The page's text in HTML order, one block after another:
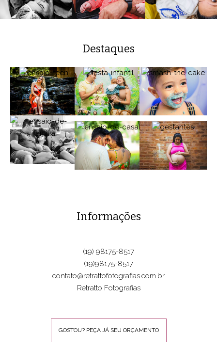
Destaques
Informações
(19) 98175-8517
(19)98175-8517
contato@retrattofotografias.com.br
Retratto Fotografias
GOSTOU? PEÇA JÁ SEU ORÇAMENTO